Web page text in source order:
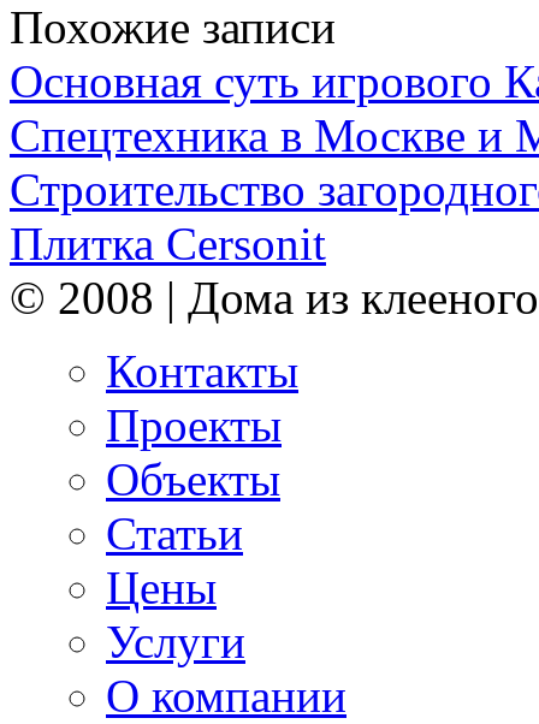
Похожие записи
Основная суть игрового
Спецтехника в Москве и
Строительство
Плитка Cersonit
© 2008 | Дома из
Контакты
Проекты
Объекты
Статьи
Цены
Услуги
О компании